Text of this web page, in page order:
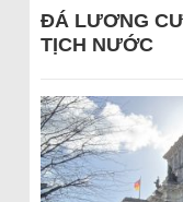
ĐÁ LƯƠNG
TỊCH NƯỚC